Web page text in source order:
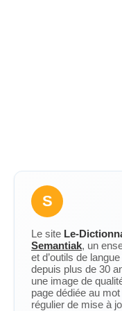
S
Le site Le-
Semantiak, un
et d’outils de
depuis plus de 30
une image de
page dédiée au mot
régulier de mise à